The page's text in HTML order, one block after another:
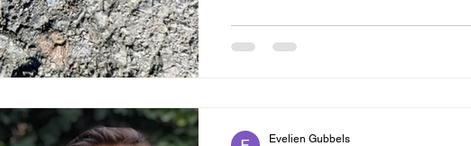
geluksgevoel versterkt – juist op
Evelien Gubbels